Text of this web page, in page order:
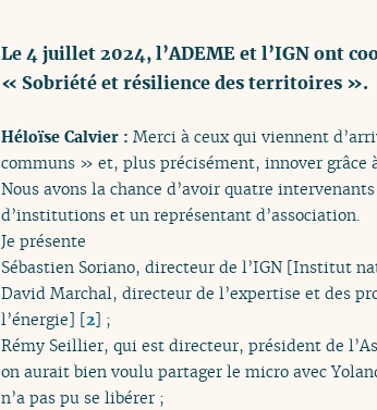
Le 4 juillet 2024, l’ADEME et l’IGN ont
« Sobriété et résilience des territoires ».
Héloïse Calvier : Merci à ceux qui viennent
communs » et, plus précisément, innover grâce
Nous avons la chance d’avoir quatre
d’institutions et un représentant d’association.
Je présente
Sébastien Soriano, directeur de l’IGN [Institut
David Marchal, directeur de l’expertise et des
l’énergie] [2] ;
Rémy Seillier, qui est directeur, président de
on aurait bien voulu partager le micro avec
n’a pas pu se libérer ;